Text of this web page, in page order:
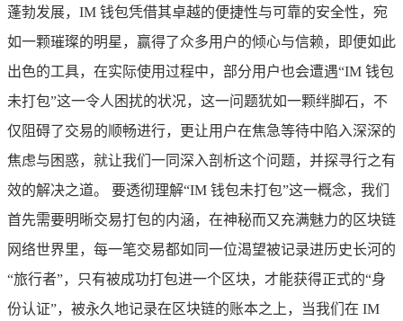
蓬勃发展，IM 钱包凭借其卓越的便捷性与可靠的安全性，宛
如一颗璀璨的明星，赢得了众多用户的倾心与信赖，即便如此
出色的工具，在实际使用过程中，部分用户也会遭遇“IM 钱包
未打包”这一令人困扰的状况，这一问题犹如一颗绊脚石，不
仅阻碍了交易的顺畅进行，更让用户在焦急等待中陷入深深的
焦虑与困惑，就让我们一同深入剖析这个问题，并探寻行之有
效的解决之道。 要透彻理解“IM 钱包未打包”这一概念，我们
首先需要明晰交易打包的内涵，在神秘而又充满魅力的区块链
网络世界里，每一笔交易都如同一位渴望被记录进历史长河的
“旅行者”，只有被成功打包进一个区块，才能获得正式的“身
份认证”，被永久地记录在区块链的账本之上，当我们在 IM